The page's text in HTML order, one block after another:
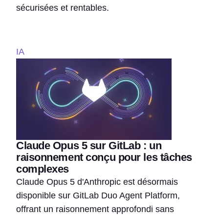
sécurisées et rentables.
IA
Claude Opus 5 sur GitLab : un
raisonnement conçu pour les tâches
complexes
Claude Opus 5 d'Anthropic est désormais
disponible sur GitLab Duo Agent Platform,
offrant un raisonnement approfondi sans